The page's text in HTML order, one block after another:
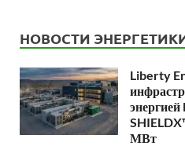
НОВОСТИ
Liberty
МВт